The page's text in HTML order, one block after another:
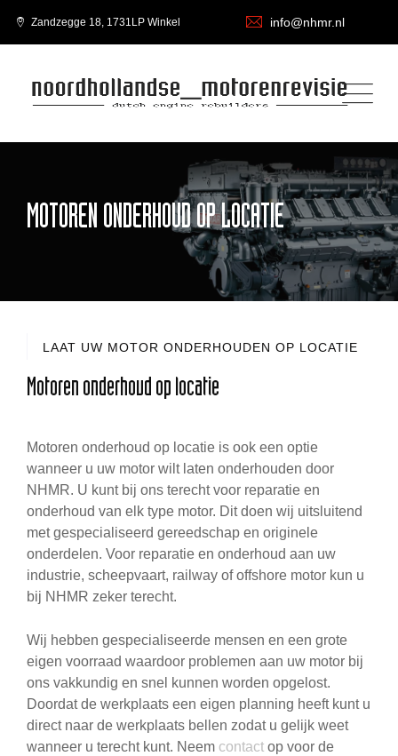
Zandzegge 18, 1731LP Winkel info@nhmr.nl
MOTOREN ONDERHOUD OP LOCATIE
LAAT UW MOTOR ONDERHOUDEN OP LOCATIE
Motoren onderhoud op locatie
Motoren onderhoud op locatie is ook een optie
wanneer u uw motor wilt laten onderhouden door
NHMR. U kunt bij ons terecht voor reparatie en
onderhoud van elk type motor. Dit doen wij uitsluitend
met gespecialiseerd gereedschap en originele
onderdelen. Voor reparatie en onderhoud aan uw
industrie, scheepvaart, railway of offshore motor kun u
bij NHMR zeker terecht.
Wij hebben gespecialiseerde mensen en een grote
eigen voorraad waardoor problemen aan uw motor bij
ons vakkundig en snel kunnen worden opgelost.
Doordat de werkplaats een eigen planning heeft kunt u
direct naar de werkplaats bellen zodat u gelijk weet
wanneer u terecht kunt. Neem contact op voor de